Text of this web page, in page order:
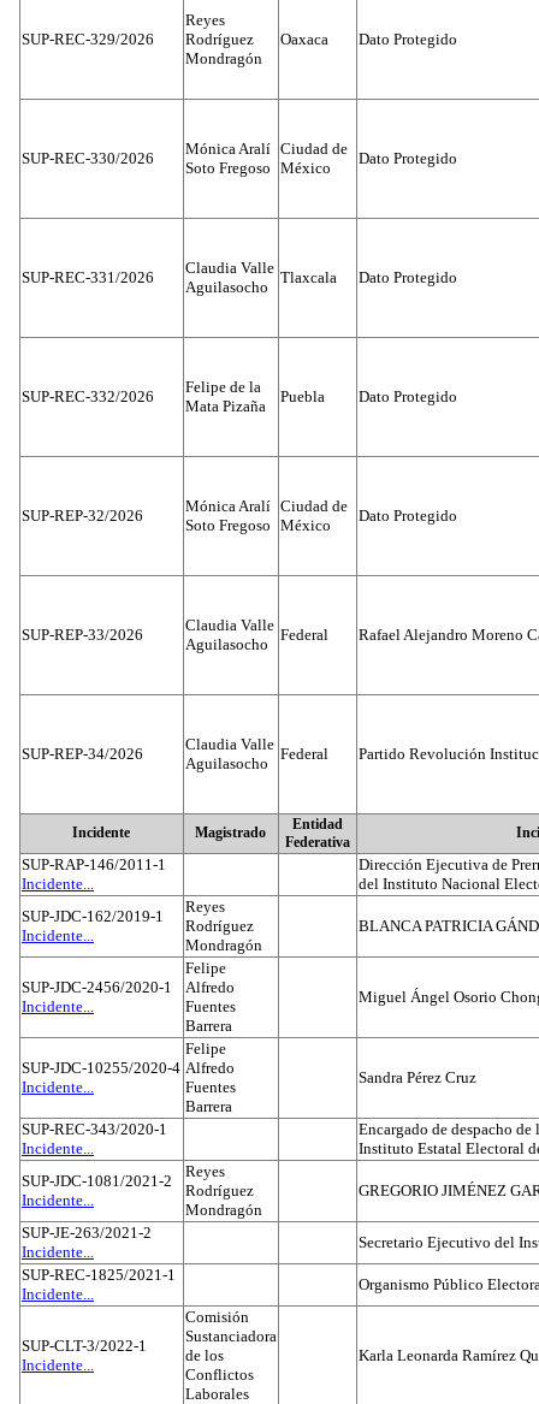
SUP-REC-329/2026
Reyes
Rodríguez
Mondragón
Oaxaca Dato Protegido
SUP-REC-330/2026
Mónica Aralí
Soto Fregoso
Ciudad de
México
Dato Protegido
SUP-REC-331/2026
Claudia Valle
Aguilasocho
Tlaxcala Dato Protegido
SUP-REC-332/2026
Felipe de la
Mata Pizaña
Puebla Dato Protegido
SUP-REP-32/2026
Mónica Aralí
Soto Fregoso
Ciudad de
México
Dato Protegido
SUP-REP-33/2026
Claudia Valle
Aguilasocho
Federal Rafael Alejandro Moreno
SUP-REP-34/2026
Claudia Valle
Aguilasocho
Federal Partido Revolución
Incidente Magistrado
Entidad
Federativa
SUP-RAP-146/2011-1
Incidente...
Dirección Ejecutiva de
del Instituto Nacional
SUP-JDC-162/2019-1
Incidente...
Reyes
Rodríguez
Mondragón
BLANCA PATRICIA
SUP-JDC-2456/2020-1
Incidente...
Felipe
Alfredo
Fuentes
Barrera
Miguel Ángel Osorio
SUP-JDC-10255/2020-4
Incidente...
Felipe
Alfredo
Fuentes
Barrera
Sandra Pérez Cruz
SUP-REC-343/2020-1
Incidente...
Encargado de despacho
Instituto Estatal Electoral
SUP-JDC-1081/2021-2
Incidente...
Reyes
Rodríguez
Mondragón
GREGORIO JIMÉNEZ
SUP-JE-263/2021-2
Incidente...
Secretario Ejecutivo del
SUP-REC-1825/2021-1
Incidente...
Organismo Público
SUP-CLT-3/2022-1
Incidente...
Comisión
Sustanciadora
de los
Conflictos
Laborales
Karla Leonarda Ramírez